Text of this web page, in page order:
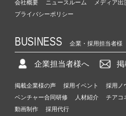
会社概要 ニュースルーム
メディア出
プライバシーポリシー
BUSINESS 企業・採用担当者様
企業担当者様へ 掲
掲載企業様の声 採用イベント 採用ノ
ベンチャー合同研修
人材紹介 チアコ
動画制作
採用代行